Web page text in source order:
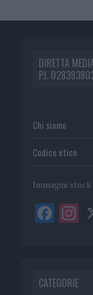
DIRETTA
P.I.
Chi siamo
Codice etico
Immagini stock
CATEGORIE